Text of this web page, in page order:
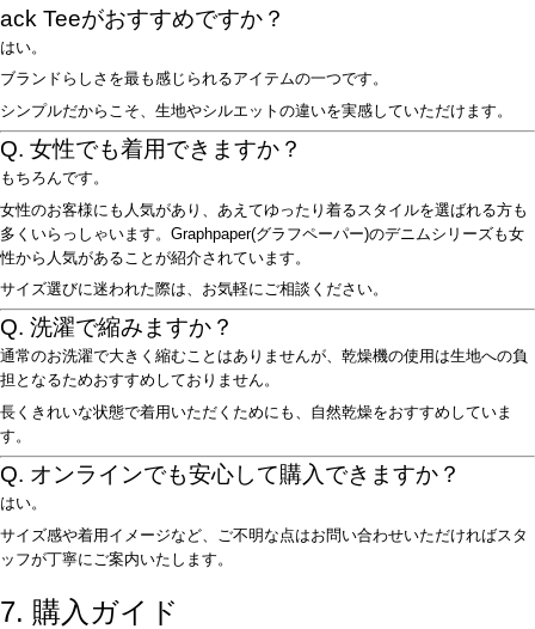
ack Teeがおすすめですか？
はい。
ブランドらしさを最も感じられるアイテムの一つです。
シンプルだからこそ、生地やシルエットの違いを実感していただけます。
Q. 女性でも着用できますか？
もちろんです。
女性のお客様にも人気があり、あえてゆったり着るスタイルを選ばれる方も
多くいらっしゃいます。Graphpaper(グラフペーパー)のデニムシリーズも女
性から人気があることが紹介されています。
サイズ選びに迷われた際は、お気軽にご相談ください。
Q. 洗濯で縮みますか？
通常のお洗濯で大きく縮むことはありませんが、乾燥機の使用は生地への負
担となるためおすすめしておりません。
長くきれいな状態で着用いただくためにも、自然乾燥をおすすめしていま
す。
Q. オンラインでも安心して購入できますか？
はい。
サイズ感や着用イメージなど、ご不明な点はお問い合わせいただければスタ
ッフが丁寧にご案内いたします。
7. 購入ガイド